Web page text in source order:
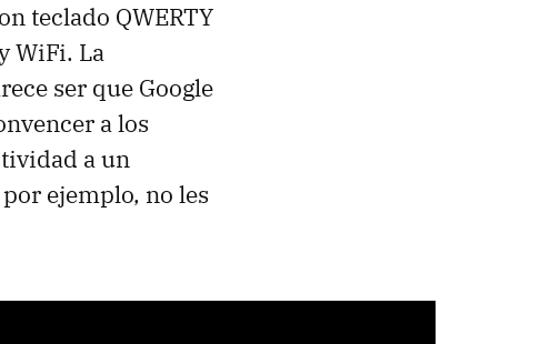
teclado QWERTY
WiFi. La
ser que Google
a los
a un
ejemplo, no les